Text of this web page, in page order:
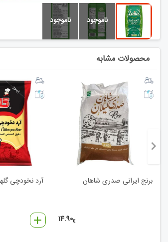
محصولات مشابه
برنج ایرانی صدری شاهان
14.90€
آرد نخودچی گلها 150